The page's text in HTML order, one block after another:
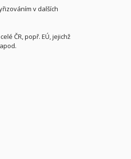
v dalších
ČR, popř. EÚ, jejichž